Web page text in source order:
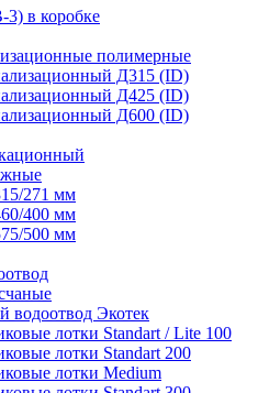
в коробке
полимерные
Д315 (ID)
Д425 (ID)
Д600 (ID)
271 мм
400 мм
500 мм
водоотвод Экотек
лотки Standart / Lite 100
лотки Standart 200
лотки Medium